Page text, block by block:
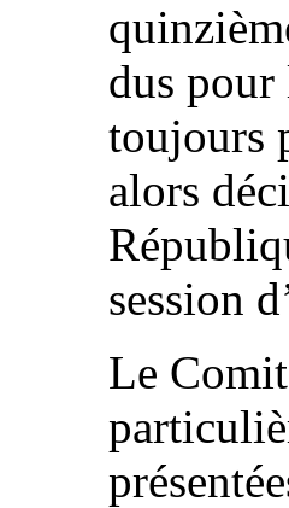
dus pour
toujours
alors
session
Le